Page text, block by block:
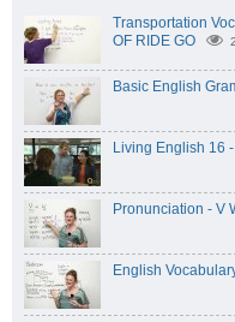
Transportation
OF RIDE GO
Basic English
Living English 16
Pronunciation - V
English